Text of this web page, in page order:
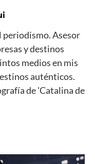
periodismo. Asesor
y destinos
medios en mis
auténticos.
de 'Catalina de